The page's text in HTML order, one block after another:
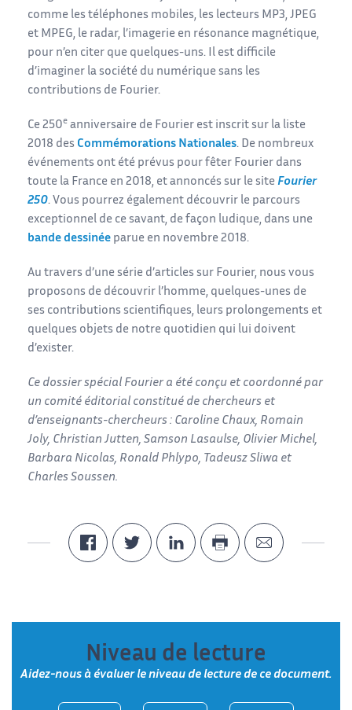
comme les téléphones mobiles, les lecteurs MP3, JPEG
et MPEG, le radar, l’imagerie en résonance magnétique,
pour n’en citer que quelques-uns. Il est difficile
d’imaginer la société du numérique sans les
contributions de Fourier.
Ce 250e anniversaire de Fourier est inscrit sur la liste
2018 des Commémorations Nationales. De nombreux
événements ont été prévus pour fêter Fourier dans
toute la France en 2018, et annoncés sur le site Fourier
250. Vous pourrez également découvrir le parcours
exceptionnel de ce savant, de façon ludique, dans une
bande dessinée parue en novembre 2018.
Au travers d’une série d’articles sur Fourier, nous vous
proposons de découvrir l’homme, quelques-unes de
ses contributions scientifiques, leurs prolongements et
quelques objets de notre quotidien qui lui doivent
d’exister.
Ce dossier spécial Fourier a été conçu et coordonné par
un comité éditorial constitué de chercheurs et
d’enseignants-chercheurs : Caroline Chaux, Romain
Joly, Christian Jutten, Samson Lasaulse, Olivier Michel,
Barbara Nicolas, Ronald Phlypo, Tadeusz Sliwa et
Charles Soussen.
Niveau de lecture
Aidez-nous à évaluer le niveau de lecture de ce document.